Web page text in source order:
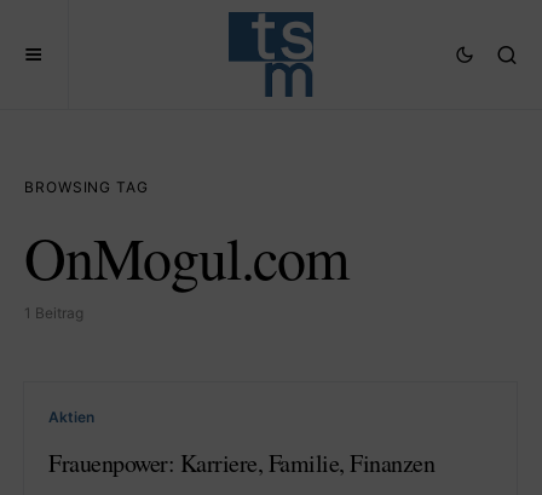
BROWSING TAG
OnMogul.com
1 Beitrag
Aktien
Frauenpower: Karriere, Familie, Finanzen